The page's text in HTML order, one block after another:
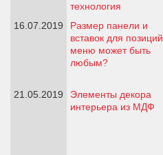
технология
16.07.2019
Размер панели и
вставок для позиций
меню может быть
любым?
21.05.2019
Элементы декора
интерьера из МДФ